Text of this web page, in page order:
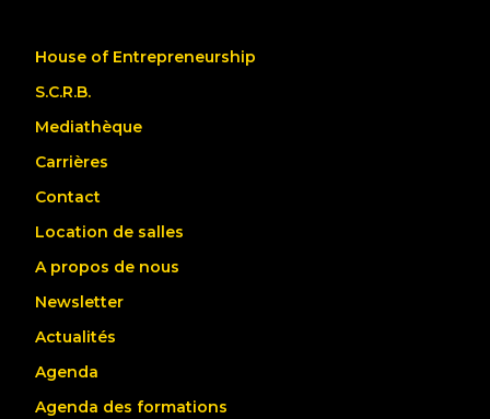
House of Entrepreneurship
S.C.R.B.
Mediathèque
Carrières
Contact
Location de salles
A propos de nous
Newsletter
Actualités
Agenda
Agenda des formations